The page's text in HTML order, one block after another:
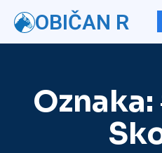
OBIČAN R
Oznaka: